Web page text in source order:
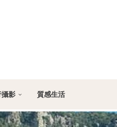
攝影 質感生活